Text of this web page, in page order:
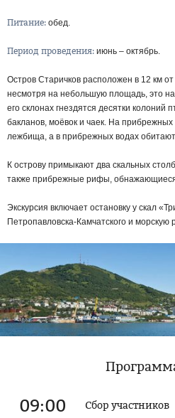
Питание: обед
Период проведения: июнь – октябрь
Остров Старичков расположен в 12 км от
несмотря на небольшую площадь, это
его склонах гнездятся десятки колоний
бакланов, моёвок и чаек. На
лежбища, а в прибрежных водах
К острову примыкают два скальных
также прибрежные рифы,
Экскурсия включает остановку у скал
Петропавловска-Камчатского и морскую
09:00 Сбор участников